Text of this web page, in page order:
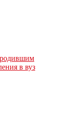
в вуз